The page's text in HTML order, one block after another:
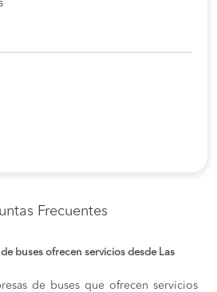
Frecuentes
buses ofrecen servicios desde Las
de buses que ofrecen servicios